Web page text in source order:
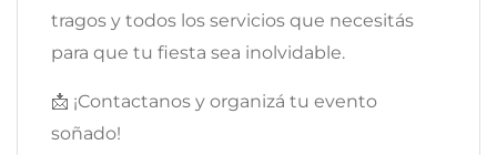
tragos y todos los servicios que necesitás
para que tu fiesta sea inolvidable.
📩 ¡Contactanos y organizá tu evento
soñado!